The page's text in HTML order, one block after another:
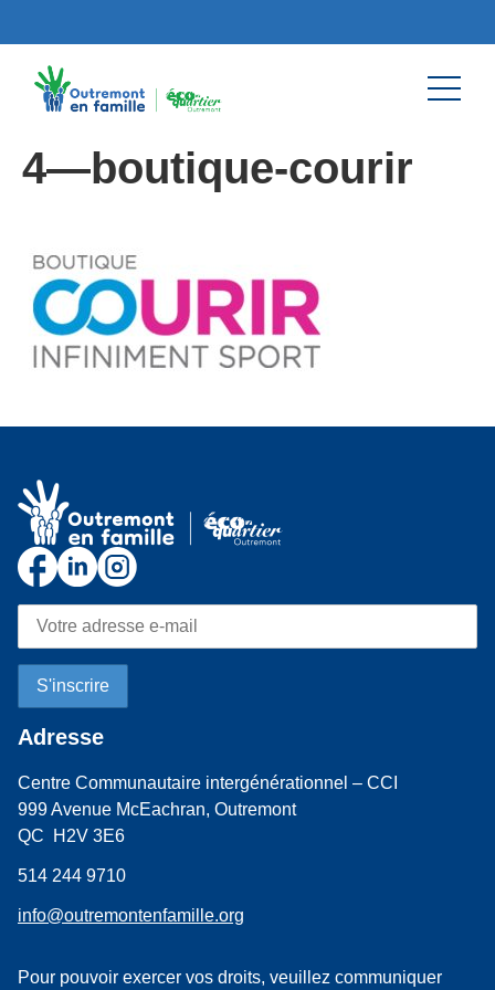
4—boutique-courir
Adresse
Centre Communautaire intergénérationnel – CCI
999 Avenue McEachran, Outremont
QC H2V 3E6
514 244 9710
info@outremontenfamille.org
Pour pouvoir exercer vos droits, veuillez communiquer